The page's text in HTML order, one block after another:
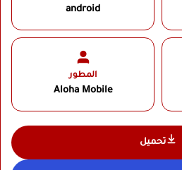
android
المطور
Aloha Mobile‏
تحميل